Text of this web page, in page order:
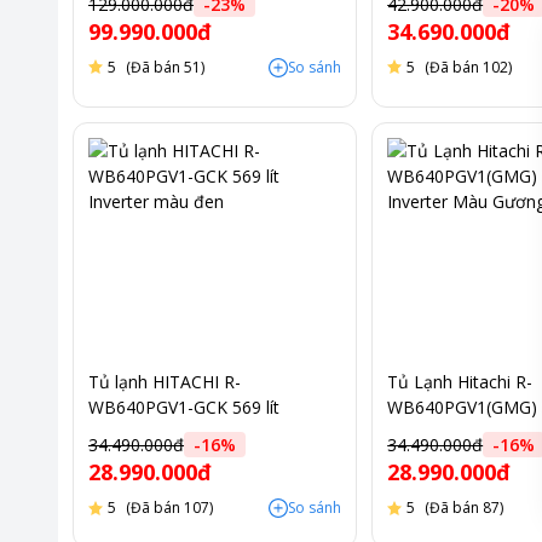
99.990.000đ
5 (Đã bán 51) So sánh
34.690.000đ
5 (Đã bán 102)
Tủ lạnh HITACHI R-
WB640PGV1-GCK 569 lít
Inverter màu đen
34.490.000đ -16%
28.990.000đ
5 (Đã bán 107) So sánh
Tủ Lạnh Hitachi R-
WB640PGV1(GMG)
Inverter Màu
34.490.000đ -16%
28.990.000đ
5 (Đã bán 87)